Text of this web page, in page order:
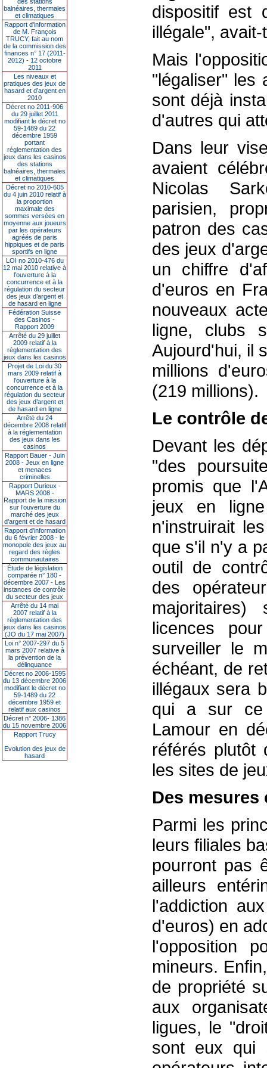
balnéaires, thermales
et climatiques
Rapport d'information
de M. François
TRUCY, fait au nom
de la commission des
finances n° 17 (2011-
2012) - 12 octobre
2011
Les niveaux et
pratiques des jeux de
hasard et d’argent en
2010
Décret no 2011-906
du 29 juillet 2011
modifiant le décret no
59-1489 du 22
décembre 1959
portant
réglementation des
jeux dans les casinos
des stations
balnéaires, thermales
et climatiques
Décret no 2010-605
du 4 juin 2010 relatif à
la proportion
maximale des
sommes versées en
moyenne aux joueurs
par les opérateurs
agréés de paris
hippiques et de paris
sportifs en ligne
LOI no 2010-476 du
12 mai 2010 relative à
l’ouverture à la
concurrence et à la
régulation du secteur
des jeux d’argent et
de hasard en ligne
Fédération Suisse
des Casinos -
Rapport 2009
Arrêté du 29 juillet
2009 relatif à la
réglementation des
jeux dans les casinos
Projet de Loi du 30
mars 2009 relatif à
l’ouverture à la
concurrence et à la
régulation du secteur
des jeux d’argent et
de hasard en ligne
Arrêté du 24
décembre 2008 relatif
à la réglementation
des jeux dans les
casinos
Rapport Bauer - Juin
2008 - Jeux en ligne
et menaces
criminelles
Rapport Durieux -
MARS 2008 -
Rapport de la mission
sur l’ouverture du
marché des jeux
d’argent et de hasard
Rapport d'information
du 6 février 2008 - le
monopole des jeux au
regard des règles
communautaires
Étude de législation
comparée n° 180 -
décembre 2007 - Les
instances de contrôle
du secteur des jeux
Arrêté du 14 mai
2007 relatif à la
réglementation des
jeux dans les casinos
(JO du 17 mai 2007)
Loi n° 2007-297 du 5
mars 2007 relative à
la prévention de la
délinquance
Décret no 2006-1595
du 13 décembre 2006
modifiant le décret no
59-1489 du 22
décembre 1959 et
relatif aux casinos
Décret n° 2006- 1386
du 15 novembre 2006
Rapport Trucy
Evolution des jeux de
hasard
dispositif est
illégale",
Mais
"légaliser" les
sont déjà
d'autres qui
Dans leur
avaient
Nicolas
parisien,
patron des
des jeux
un chiffre
d'euros en
nouveaux
ligne, clubs
Aujourd'hui, il
millions
(219 millions).
Le contrôle
Devant les
"des
promis que
jeux en
n'instruirait
que s'il n'y a
outil de
des
licences
surveiller le
échéant, de
illégaux sera
qui a sur ce
Lamour en
référés plutôt
les sites de
Des
Parmi les
leurs filiales
pourront pas
ailleurs
l'addiction
d'euros) en
l'opposition
mineurs.
de propriété
aux
ligues, le
sont eux qui